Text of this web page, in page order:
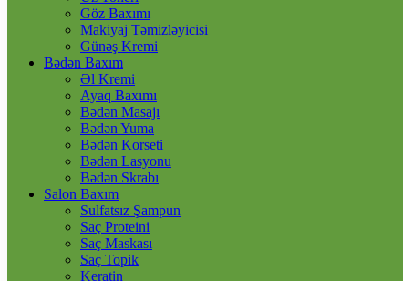
Göz Baxımı
Makiyaj Təmizləyicisi
Günəş Kremi
Bədən Baxım
Əl Kremi
Ayaq Baxımı
Bədən Masajı
Bədən Yuma
Bədən Korseti
Bədən Lasyonu
Bədən Skrabı
Salon Baxım
Sulfatsız Şampun
Saç Proteini
Saç Maskası
Saç Topik
Keratin